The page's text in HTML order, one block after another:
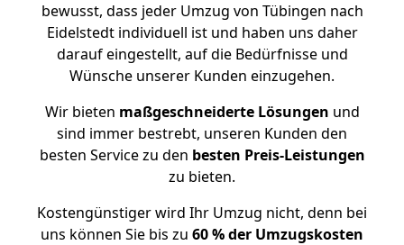
bewusst, dass jeder Umzug von Tübingen nach
Eidelstedt individuell ist und haben uns daher
darauf eingestellt, auf die Bedürfnisse und
Wünsche unserer Kunden einzugehen.
Wir bieten maßgeschneiderte Lösungen und
sind immer bestrebt, unseren Kunden den
besten Service zu den besten Preis-Leistungen
zu bieten.
Kostengünstiger wird Ihr Umzug nicht, denn bei
uns können Sie bis zu 60 % der Umzugskosten